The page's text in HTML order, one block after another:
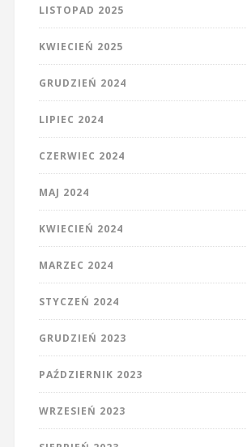
LISTOPAD 2025
KWIECIEŃ 2025
GRUDZIEŃ 2024
LIPIEC 2024
CZERWIEC 2024
MAJ 2024
KWIECIEŃ 2024
MARZEC 2024
STYCZEŃ 2024
GRUDZIEŃ 2023
PAŹDZIERNIK 2023
WRZESIEŃ 2023